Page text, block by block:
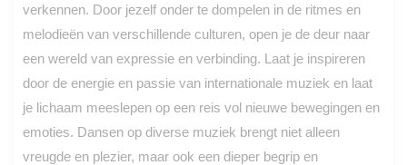
verkennen. Door jezelf onder te dompelen in de ritmes en
melodieën van verschillende culturen, open je de deur naar
een wereld van expressie en verbinding. Laat je inspireren
door de energie en passie van internationale muziek en laat
je lichaam meeslepen op een reis vol nieuwe bewegingen en
emoties. Dansen op diverse muziek brengt niet alleen
vreugde en plezier, maar ook een dieper begrip en